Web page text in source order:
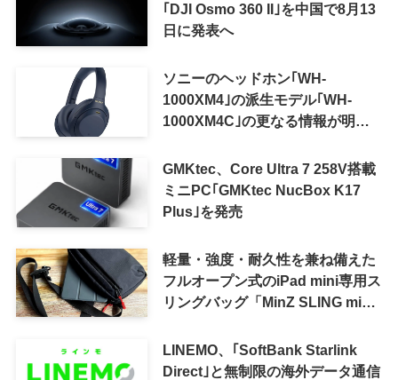
｢DJI Osmo 360 II｣を中国で8月13
日に発表へ
ソニーのヘッドホン｢WH-
1000XM4｣の派生モデル｢WH-
1000XM4C｣の更なる情報が明ら
GMKtec、Core Ultra 7 258V搭載
ミニPC｢GMKtec NucBox K17
Plus｣を発売
軽量・強度・耐久性を兼ね備えた
フルオープン式のiPad mini専用ス
リングバッグ「MinZ SLING mini
LINEMO、｢SoftBank Starlink
Direct｣と無制限の海外データ通信